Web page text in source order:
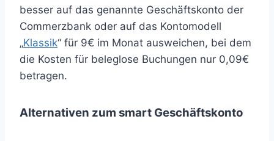
besser auf das genannte Geschäftskonto der
Commerzbank oder auf das Kontomodell
„Klassik“ für 9€ im Monat ausweichen, bei dem
die Kosten für beleglose Buchungen nur 0,09€
betragen.
Alternativen zum smart Geschäftskonto